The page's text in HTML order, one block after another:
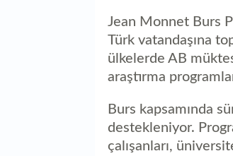
Jean Monnet Burs
Türk vatandaşına
ülkelerde AB
araştırma
Burs kapsamında
destekleniyor.
çalışanları,